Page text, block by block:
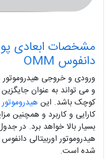
مشخصات ابعادی
دانفوس OMM
و می تواند به عنوان جایگزین
کوچک باشد. این
کارایی و کاربرد و همچنین
بسیار بالا خواهد برد. در
شده است.